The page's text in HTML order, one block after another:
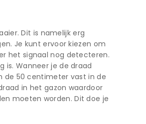
Dit is namelijk erg
Je kunt ervoor kiezen om
het signaal nog detecteren.
is. Wanneer je de draad
de 50 centimeter vast in de
in het gazon waardoor
moeten worden. Dit doe je